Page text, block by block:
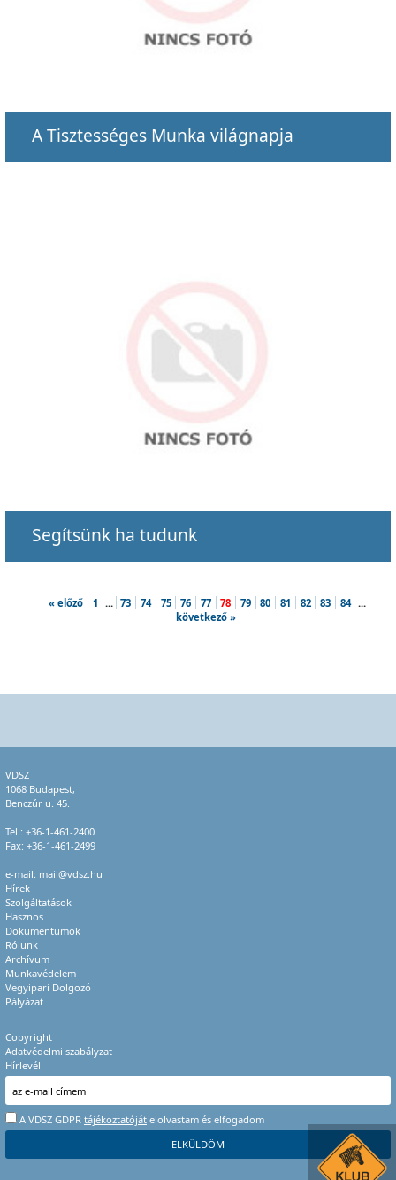
A Tisztességes Munka világnapja
Segítsünk ha tudunk
« előző 1 ... 73 74 75 76 77 78 79 80 81 82 83 84 ...
következő »
VDSZ
1068 Budapest,
Benczúr u. 45.
Tel.: +36-1-461-2400
Fax: +36-1-461-2499
e-mail: mail@vdsz.hu
Hírek
Szolgáltatások
Hasznos
Dokumentumok
Rólunk
Archívum
Munkavédelem
Vegyipari Dolgozó
Pályázat
Copyright
Adatvédelmi szabályzat
Hírlevél
A VDSZ GDPR tájékoztatóját elolvastam és elfogadom